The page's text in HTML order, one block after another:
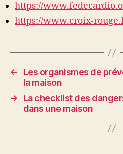
https://
https://www.croix-
←
Les organismes de
la maison
→
La checklist des
dans une maison